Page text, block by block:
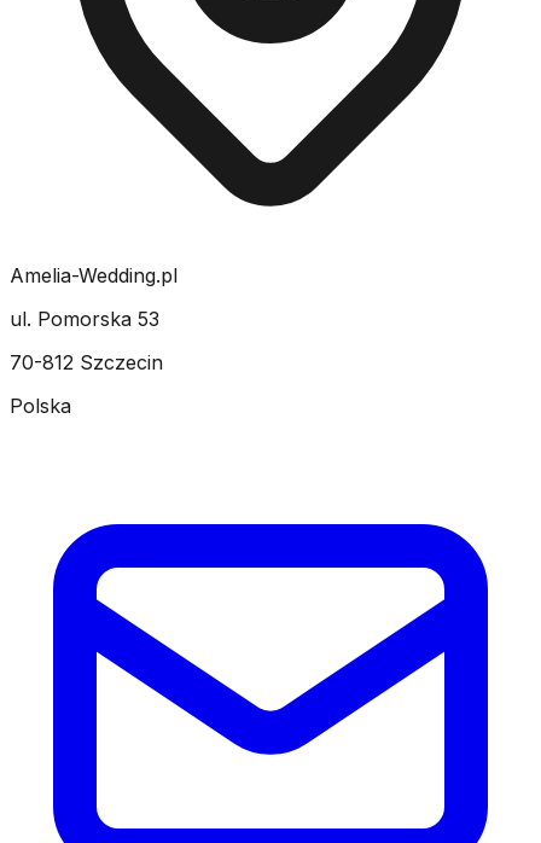
Amelia-Wedding.pl
ul. Pomorska 53
70-812 Szczecin
Polska